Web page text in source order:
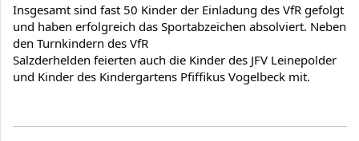
Insgesamt sind fast 50 Kinder der Einladung des VfR gefolgt
und haben erfolgreich das Sportabzeichen absolviert. Neben
den Turnkindern des VfR
Salzderhelden feierten auch die Kinder des JFV Leinepolder
und Kinder des Kindergartens Pfiffikus Vogelbeck mit.